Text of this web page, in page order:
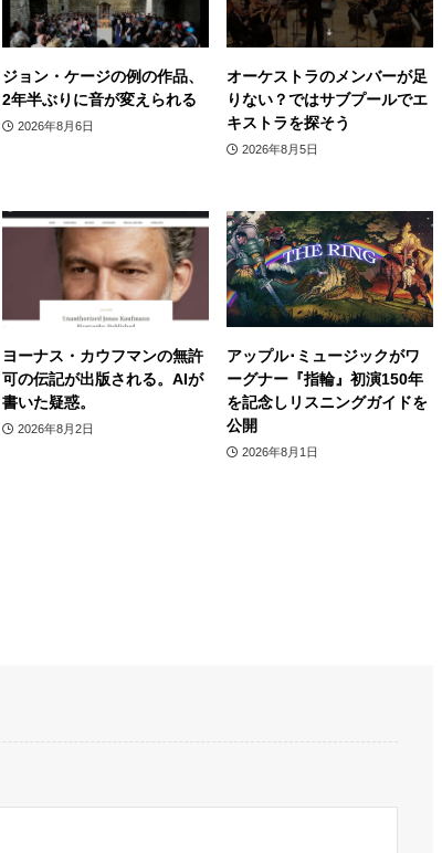
ジョン・ケージの例の作品、
2年半ぶりに音が変えられる
2026年8月6日
オーケストラのメンバーが足
りない？ではサブプールでエ
キストラを探そう
2026年8月5日
ヨーナス・カウフマンの無許
可の伝記が出版される。AIが
書いた疑惑。
2026年8月2日
アップル･ミュージックがワ
ーグナー『指輪』初演150年
を記念しリスニングガイドを
公開
2026年8月1日